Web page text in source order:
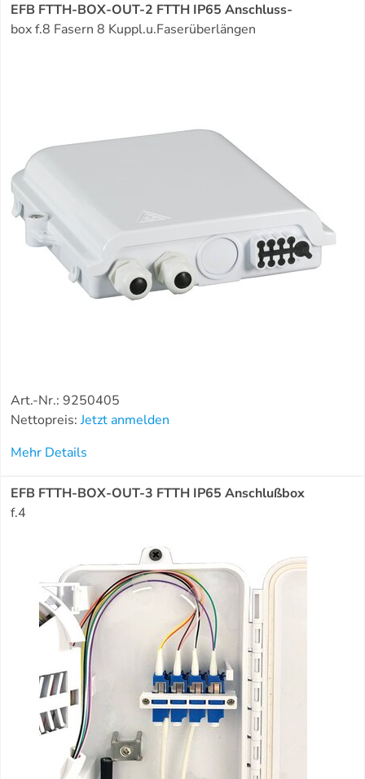
EFB FTTH-BOX-OUT-2 FTTH IP65 Anschluss-
box f.8 Fasern 8 Kuppl.u.Faserüberlängen
Art.-Nr.: 9250405
Nettopreis:Jetzt anmelden
Mehr Details
EFB FTTH-BOX-OUT-3 FTTH IP65 Anschlußbox
f.4